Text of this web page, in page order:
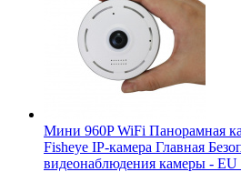
Мини 960P WiFi Панорамная
Fisheye IP-камера Главная
видеонаблюдения камеры - EU